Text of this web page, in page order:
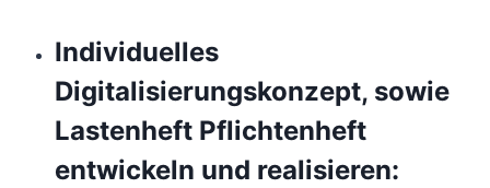
Individuelles
Digitalisierungskonzept, sowie
Lastenheft Pflichtenheft
entwickeln und realisieren: